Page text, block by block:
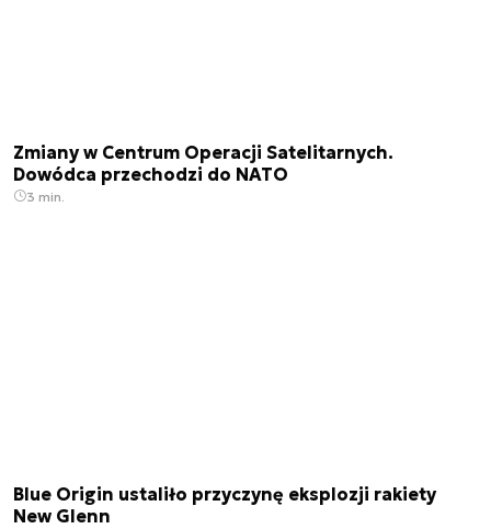
Zmiany w Centrum Operacji Satelitarnych.
Dowódca przechodzi do NATO
3 min.
Blue Origin ustaliło przyczynę eksplozji rakiety
New Glenn